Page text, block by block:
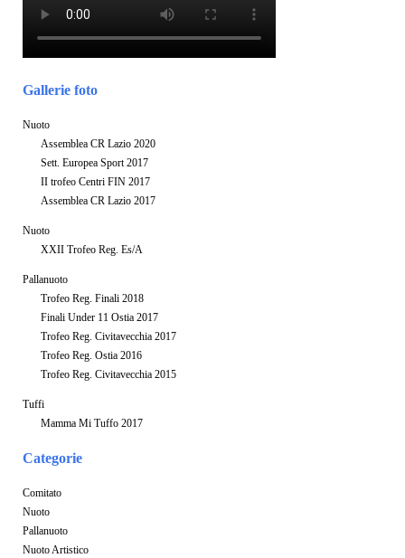
Gallerie foto
Nuoto
Assemblea CR Lazio 2020
Sett. Europea Sport 2017
II trofeo Centri FIN 2017
Assemblea CR Lazio 2017
Nuoto
XXII Trofeo Reg. Es/A
Pallanuoto
Trofeo Reg. Finali 2018
Finali Under 11 Ostia 2017
Trofeo Reg. Civitavecchia 2017
Trofeo Reg. Ostia 2016
Trofeo Reg. Civitavecchia 2015
Tuffi
Mamma Mi Tuffo 2017
Categorie
Comitato
Nuoto
Pallanuoto
Nuoto Artistico